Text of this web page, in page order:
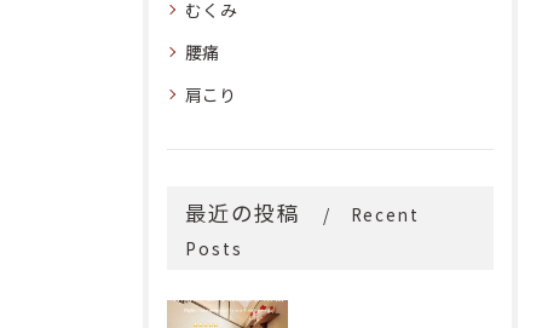
むくみ
腰痛
肩こり
最近の投稿
Recent
Posts